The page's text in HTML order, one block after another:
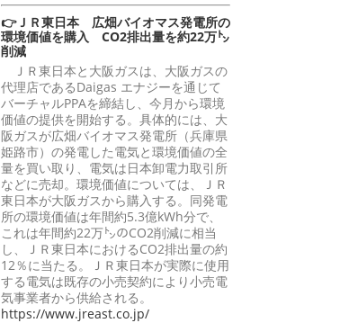
👉ＪＲ東日本 広畑バイオマス発電所の
環境価値を購入 CO2排出量を約22万㌧
削減
ＪＲ東日本と大阪ガスは、大阪ガスの
代理店であるDaigas エナジーを通じて
バーチャルPPAを締結し、今月から環境
価値の提供を開始する。具体的には、大
阪ガスが広畑バイオマス発電所（兵庫県
姫路市）の発電した電気と環境価値の全
量を買い取り、電気は日本卸電力取引所
などに売却。環境価値については、ＪＲ
東日本が大阪ガスから購入する。同発電
所の環境価値は年間約5.3億kWh分で、
これは年間約22万㌧のCO2削減に相当
し、ＪＲ東日本におけるCO2排出量の約
12％に当たる。ＪＲ東日本が実際に使用
する電気は既存の小売契約により小売電
気事業者から供給される。
https://www.jreast.co.jp/